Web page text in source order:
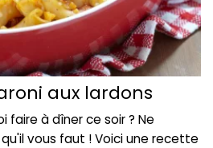
aux lardons
faire à dîner ce soir ? Ne
vous faut ! Voici une recette